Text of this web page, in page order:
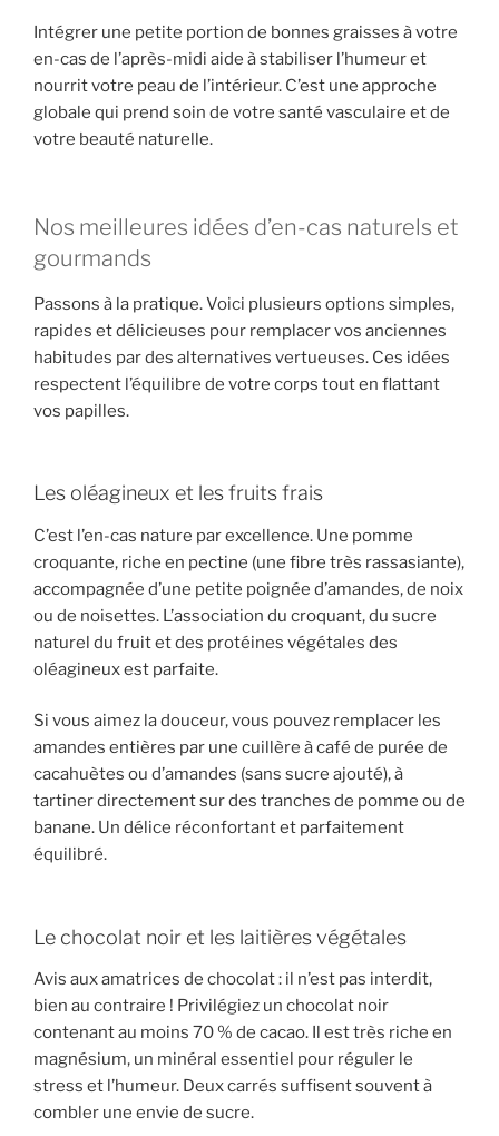
Intégrer une petite portion de bonnes graisses à votre
en-cas de l’après-midi aide à stabiliser l’humeur et
nourrit votre peau de l’intérieur. C’est une approche
globale qui prend soin de votre santé vasculaire et de
votre beauté naturelle.
Nos meilleures idées d’en-cas naturels et
gourmands
Passons à la pratique. Voici plusieurs options simples,
rapides et délicieuses pour remplacer vos anciennes
habitudes par des alternatives vertueuses. Ces idées
respectent l’équilibre de votre corps tout en flattant
vos papilles.
Les oléagineux et les fruits frais
C’est l’en-cas nature par excellence. Une pomme
croquante, riche en pectine (une fibre très rassasiante),
accompagnée d’une petite poignée d’amandes, de noix
ou de noisettes. L’association du croquant, du sucre
naturel du fruit et des protéines végétales des
oléagineux est parfaite.
Si vous aimez la douceur, vous pouvez remplacer les
amandes entières par une cuillère à café de purée de
cacahuètes ou d’amandes (sans sucre ajouté), à
tartiner directement sur des tranches de pomme ou de
banane. Un délice réconfortant et parfaitement
équilibré.
Le chocolat noir et les laitières végétales
Avis aux amatrices de chocolat : il n’est pas interdit,
bien au contraire ! Privilégiez un chocolat noir
contenant au moins 70 % de cacao. Il est très riche en
magnésium, un minéral essentiel pour réguler le
stress et l’humeur. Deux carrés suffisent souvent à
combler une envie de sucre.